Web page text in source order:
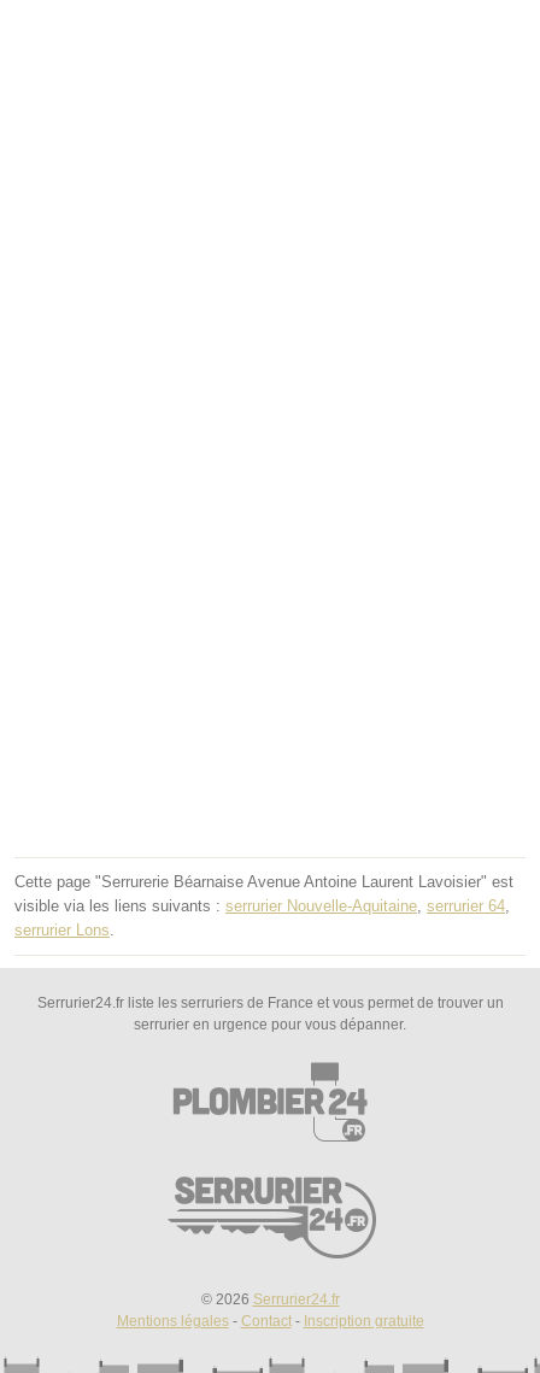
Cette page "Serrurerie Béarnaise Avenue Antoine Laurent Lavoisier" est
visible via les liens suivants : serrurier Nouvelle-Aquitaine, serrurier 64,
serrurier Lons.
Serrurier24.fr liste les serruriers de France et vous permet de trouver un
serrurier en urgence pour vous dépanner.
© 2026 Serrurier24.fr
Mentions légales- Contact- Inscription gratuite